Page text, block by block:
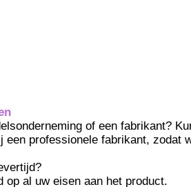
ons op
transport-, installatie- en
aanzienlijk
verminderd.
manieren worden
of een fabrikant?
een professionele fabrikant, zodat
op al uw eisen aan het product.